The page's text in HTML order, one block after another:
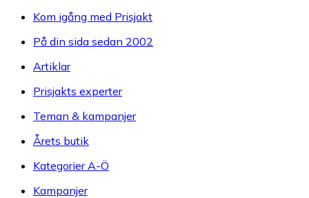
Kom igång med Prisjakt
På din sida sedan 2002
Artiklar
Prisjakts experter
Teman & kampanjer
Årets butik
Kategorier A-Ö
Kampanjer